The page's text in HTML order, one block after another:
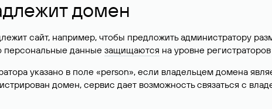
домен
сайт, например, чтобы предложить администратору
персональные данные защищаются на уровне
указано в поле «person», если владельцем домена
домен, сервис дает возможность связаться с